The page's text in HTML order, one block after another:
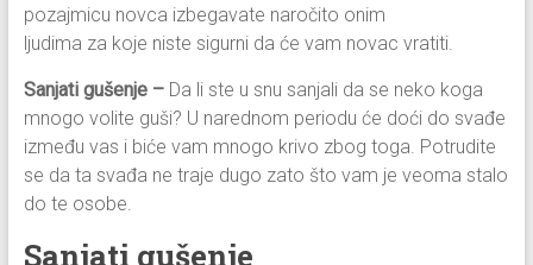
pozajmicu novca izbegavate naročito onim
ljudima za koje niste sigurni da će vam novac vratiti.
Sanjati gušenje – Da li ste u snu sanjali da se neko koga
mnogo volite guši? U narednom periodu će doći do svađe
između vas i biće vam mnogo krivo zbog toga. Potrudite
se da ta svađa ne traje dugo zato što vam je veoma stalo
do te osobe.
Sanjati gušenje